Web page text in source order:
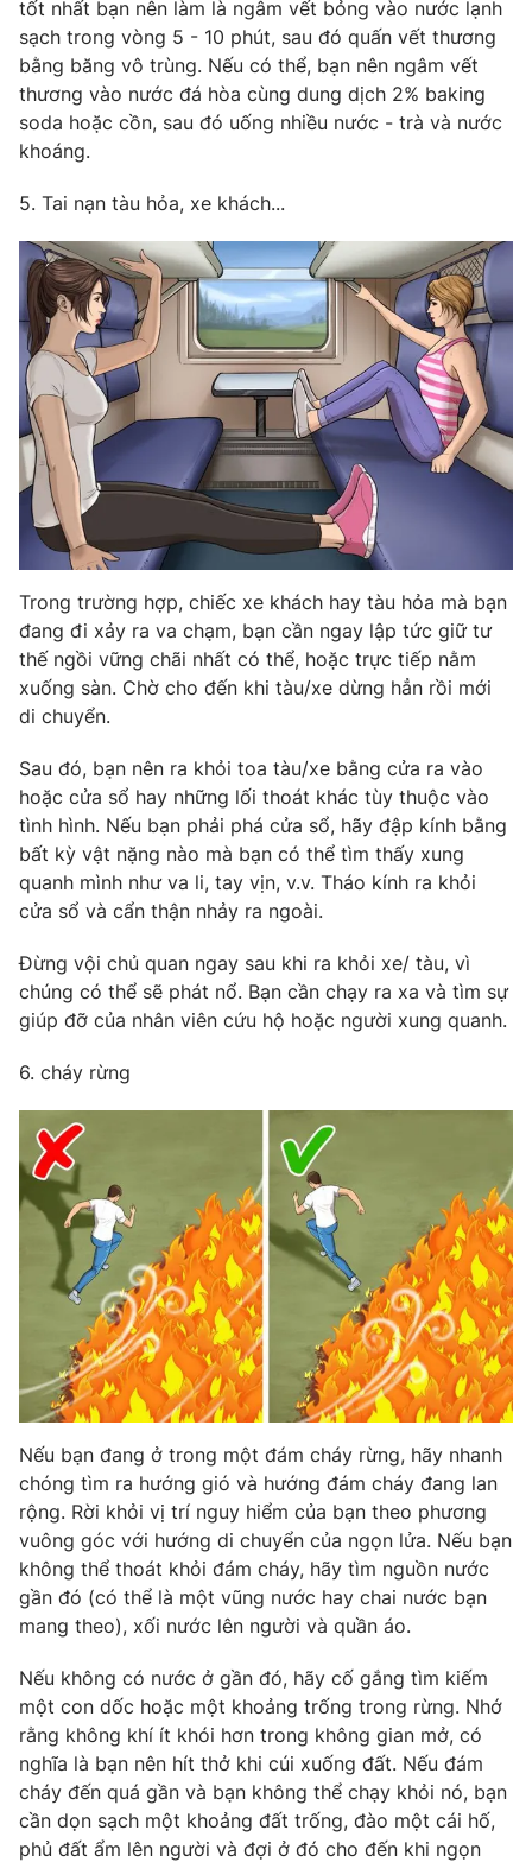
tốt nhất bạn nên làm là ngâm vết bỏng vào nước lạnh
sạch trong vòng 5 - 10 phút, sau đó quấn vết thương
bằng băng vô trùng. Nếu có thể, bạn nên ngâm vết
thương vào nước đá hòa cùng dung dịch 2% baking
soda hoặc cồn, sau đó uống nhiều nước - trà và nước
khoáng.
5. Tai nạn tàu hỏa, xe khách...
Trong trường hợp, chiếc xe khách hay tàu hỏa mà bạn
đang đi xảy ra va chạm, bạn cần ngay lập tức giữ tư
thế ngồi vững chãi nhất có thể, hoặc trực tiếp nằm
xuống sàn. Chờ cho đến khi tàu/xe dừng hẳn rồi mới
di chuyển.
Sau đó, bạn nên ra khỏi toa tàu/xe bằng cửa ra vào
hoặc cửa sổ hay những lối thoát khác tùy thuộc vào
tình hình. Nếu bạn phải phá cửa sổ, hãy đập kính bằng
bất kỳ vật nặng nào mà bạn có thể tìm thấy xung
quanh mình như va li, tay vịn, v.v. Tháo kính ra khỏi
cửa sổ và cẩn thận nhảy ra ngoài.
Đừng vội chủ quan ngay sau khi ra khỏi xe/ tàu, vì
chúng có thể sẽ phát nổ. Bạn cần chạy ra xa và tìm sự
giúp đỡ của nhân viên cứu hộ hoặc người xung quanh.
6. cháy rừng
Nếu bạn đang ở trong một đám cháy rừng, hãy nhanh
chóng tìm ra hướng gió và hướng đám cháy đang lan
rộng. Rời khỏi vị trí nguy hiểm của bạn theo phương
vuông góc với hướng di chuyển của ngọn lửa. Nếu bạn
không thể thoát khỏi đám cháy, hãy tìm nguồn nước
gần đó (có thể là một vũng nước hay chai nước bạn
mang theo), xối nước lên người và quần áo.
Nếu không có nước ở gần đó, hãy cố gắng tìm kiếm
một con dốc hoặc một khoảng trống trong rừng. Nhớ
rằng không khí ít khói hơn trong không gian mở, có
nghĩa là bạn nên hít thở khi cúi xuống đất. Nếu đám
cháy đến quá gần và bạn không thể chạy khỏi nó, bạn
cần dọn sạch một khoảng đất trống, đào một cái hố,
phủ đất ẩm lên người và đợi ở đó cho đến khi ngọn